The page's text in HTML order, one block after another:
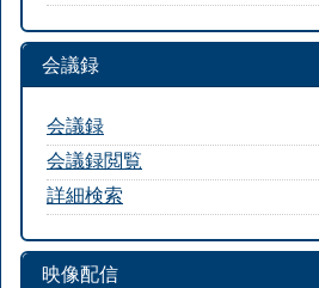
会議録
会議録
会議録閲覧
詳細検索
映像配信